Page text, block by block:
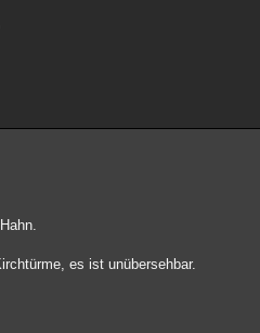
es ist unübersehbar.